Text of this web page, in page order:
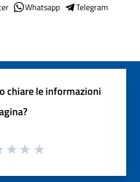
Whatsapp
Telegram
chiare le informazioni